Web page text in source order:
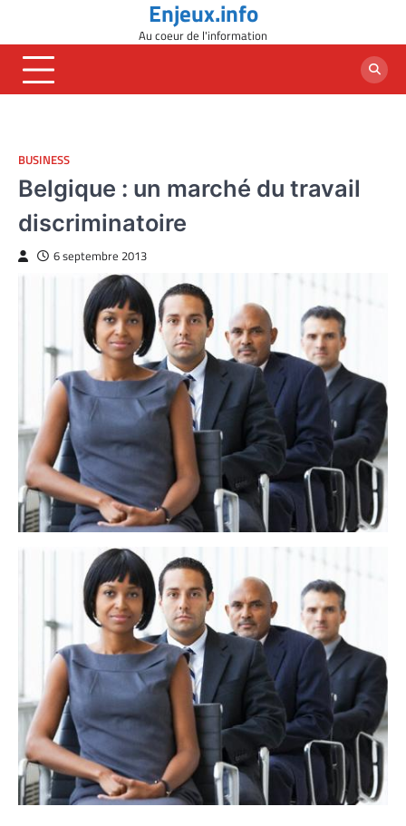
content
Enjeux.info
Au coeur de l'information
BUSINESS
Belgique : un marché du travail
discriminatoire
6 septembre 2013